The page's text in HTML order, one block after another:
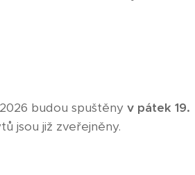
budou spuštěny v pátek 19.
jsou již zveřejněny.